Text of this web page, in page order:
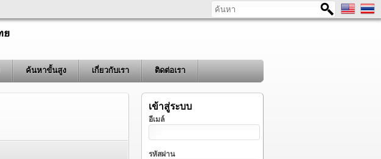
ค้นหา
ค้นหาขั้นสูง เกี่ยวกับเรา ติดต่อเรา
เข้าสู่ระบบ
อีเมล์
รหัสผ่าน